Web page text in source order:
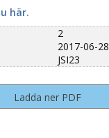
här.
Ladda ner PDF
2
2017-06-28
JSI23